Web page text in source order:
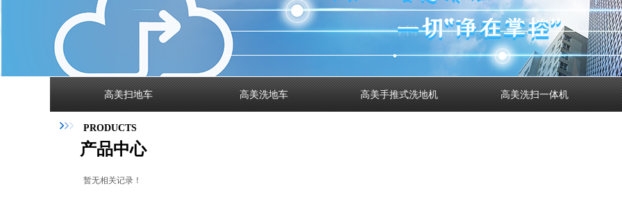
高美扫地车 高美洗地车 高美手推式洗地机 高美洗扫一体机
PRODUCTS
产品中心
暂无相关记录！